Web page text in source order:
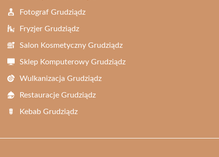
Fotograf Grudziądz
Fryzjer Grudziądz
Salon Kosmetyczny Grudziądz
Sklep Komputerowy Grudziądz
Wulkanizacja Grudziądz
Restauracje Grudziądz
Kebab Grudziądz